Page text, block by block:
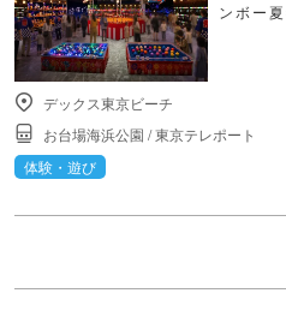
ンボー
デックス東京ビーチ
お台場海浜公園 /東京テレポート
体験・遊び